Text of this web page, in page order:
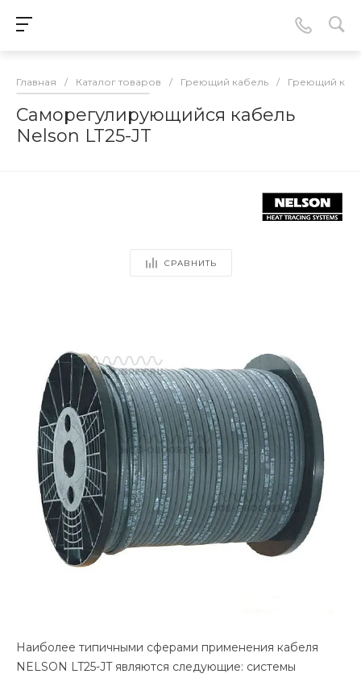
Главная / Каталог товаров / Греющий кабель / Греющий
Саморегулирующийся кабель
Nelson LT25-JT
СРАВНИТЬ
Наиболее типичными сферами применения кабеля
NELSON LT25-JT являются следующие: системы